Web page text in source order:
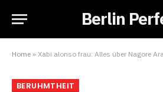
Berlin
Home » Xabi alonso frau: Alles über Nagore
BERUHMTHEIT